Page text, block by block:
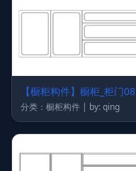
【橱柜构件】橱柜_柜门08
分类：橱柜构件 | by: qing